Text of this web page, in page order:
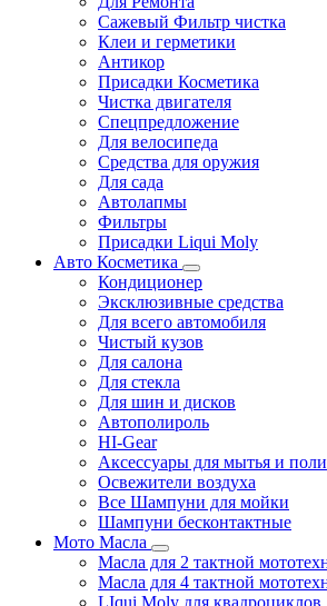
Сажевый Фильтр чистка
Клеи и герметики
Антикор
Присадки Косметика
Чистка двигателя
Спецпредложение
Для велосипеда
Средства для оружия
Для сада
Автолапмы
Фильтры
Присадки Liqui Moly
Авто Косметика
Кондиционер
Эксклюзивные средства
Для всего автомобиля
Чистый кузов
Для салона
Для стекла
Для шин и дисков
Автополироль
HI-Gear
Аксессуары для мытья и
Освежители воздуха
Все Шампуни для мойки
Шампуни бесконтактные
Мото Масла
Масла для 2 тактной
Масла для 4 тактной
LIqui Moly для квадроциклов